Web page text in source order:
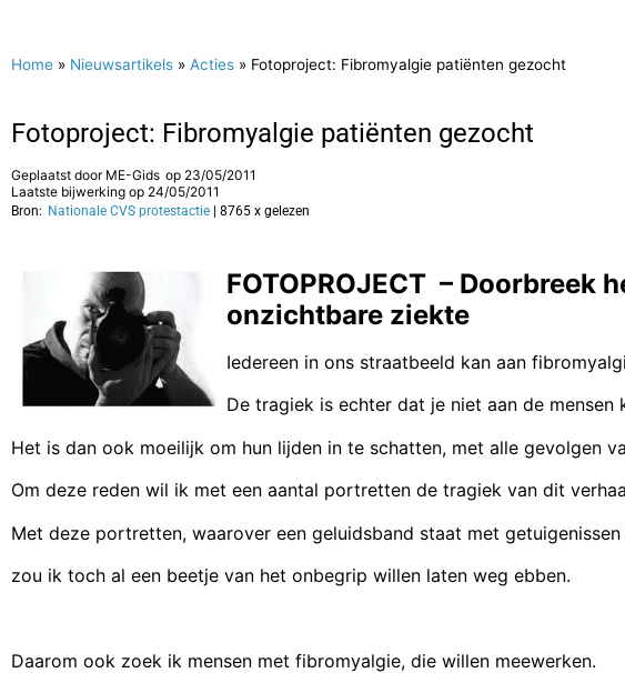
Home » Nieuwsartikels » Acties » Fotoproject: Fibromyalgie patiënten gezocht
Fotoproject: Fibromyalgie patiënten gezocht
Geplaatst door ME-Gids op 23/05/2011
Laatste bijwerking op 24/05/2011
Bron: Nationale CVS protestactie | 8765 x gelezen
FOTOPROJECT – Doorbreek
onzichtbare ziekte
Iedereen in ons straatbeeld kan aan
De tragiek is echter dat je niet aan de mensen
Het is dan ook moeilijk om hun lijden in te schatten, met alle gevolgen
Om deze reden wil ik met een aantal portretten de tragiek van dit
Met deze portretten, waarover een geluidsband staat met
zou ik toch al een beetje van het onbegrip willen laten weg ebben.
Daarom ook zoek ik mensen met fibromyalgie, die willen meewerken.